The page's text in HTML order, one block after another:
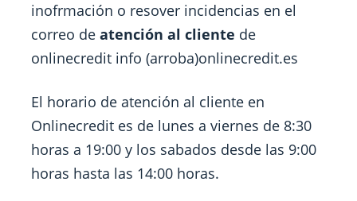
inofrmación o resover incidencias en el
correo deatención al cliente de
onlinecredit info (arroba)onlinecredit.es
El horario de atención al cliente en
Onlinecredit es de lunes a viernes de 8:30
horas a 19:00 y los sabados desde las 9:00
horas hasta las 14:00 horas.